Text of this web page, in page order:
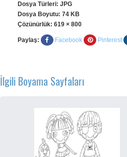
Dosya Türleri: JPG
Dosya Boyutu: 74 KB
Çözünürlük: 619 × 800
Paylaş: Facebook Pinterest
İlgili Boyama Sayfaları